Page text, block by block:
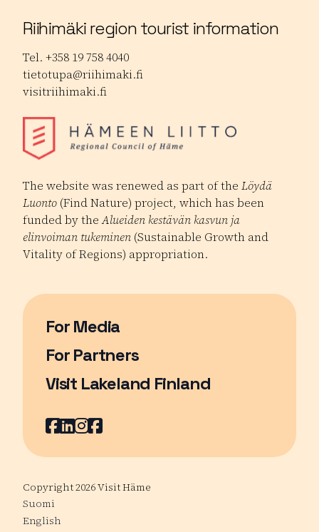
Riihimäki region tourist information
Tel. +358 19 758 4040
tietotupa@riihimaki.fi
visitriihimaki.fi
The website was renewed as part of the Löydä
Luonto (Find Nature) project, which has been
funded by theAlueiden kestävän kasvun ja
elinvoiman tukeminen (Sustainable Growth and
Vitality of Regions) appropriation.
For Media
For Partners
Visit Lakeland Finland
Page opens in a new window
Facebook
Page opens in a new window
LinkedIn
Page opens in a new window
Instagram
Page opens in a new window
Youtube
Page opens in a new window
Copyright 2026 Visit Häme
Suomi
English